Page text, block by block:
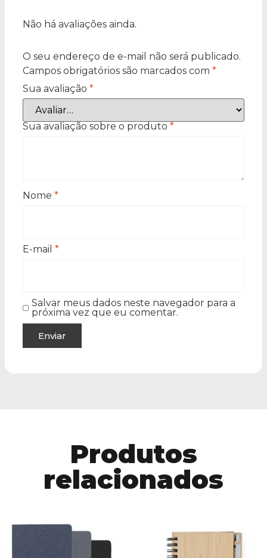
Não há avaliações ainda.
O seu endereço de e-mail não será publicado.
Campos obrigatórios são marcados com *
Sua avaliação *
Sua avaliação sobre o produto *
Nome *
E-mail *
Salvar meus dados neste navegador para a
próxima vez que eu comentar.
Produtos
relacionados